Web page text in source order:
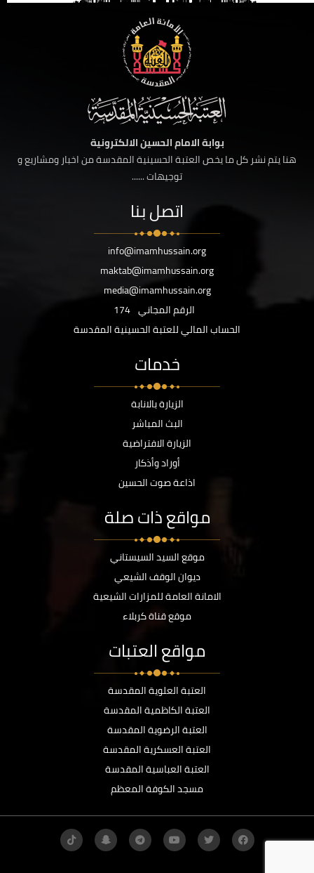
بوابة الامام الحسين الالكترونية
هنا يتم نشر كل ما يخص العتبة الحسينية المقدسة من اخبار ومشاريع و
توجيهات ......
اتصل بنا
info@imamhussain.org
maktab@imamhussain.org
media@imamhussain.org
الرقم المجاني 174
الحساب المالي للعتبة الحسينية المقدسة
خدمات
الزيارة بالانابة
البث المباشر
الزيارة الافتراضية
أوراد وأذكار
اذاعة صوت الحسين
مواقع ذات صلة
موقع السيد السيستاني
ديوان الوقف الشيعي
الامانة العامة للمزارات الشيعية
موقع قناة كربلاء
مواقع العتبات
العتبة العلوية المقدسة
العتبة الكاظمية المقدسة
العتبة الرضوية المقدسة
العتبة العسكرية المقدسة
العتبة العباسية المقدسة
مسجد الكوفة المعظم